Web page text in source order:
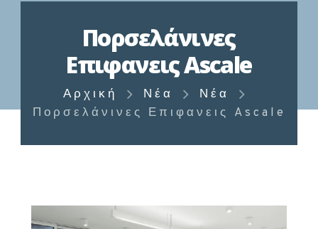
Πορσελάνινες
Επιφανεις Ascale
Αρχική Νέα
Νέα
Πορσελάνινες Επιφανεις Ascale